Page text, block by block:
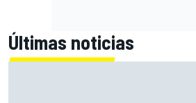
Últimas noticias